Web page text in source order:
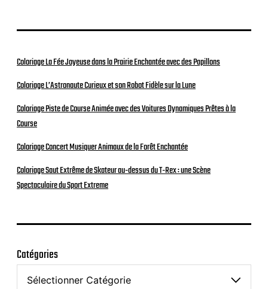
Coloriage La Fée Joyeuse dans la Prairie Enchantée avec des Papillons
Coloriage L’Astronaute Curieux et son Robot Fidèle sur la Lune
Coloriage Piste de Course Animée avec des Voitures Dynamiques Prêtes à la
Course
Coloriage Concert Musiquer Animaux de la Forêt Enchantée
Coloriage Saut Extrême de Skateur au-dessus du T-Rex : une Scène
Spectaculaire du Sport Extreme
Catégories